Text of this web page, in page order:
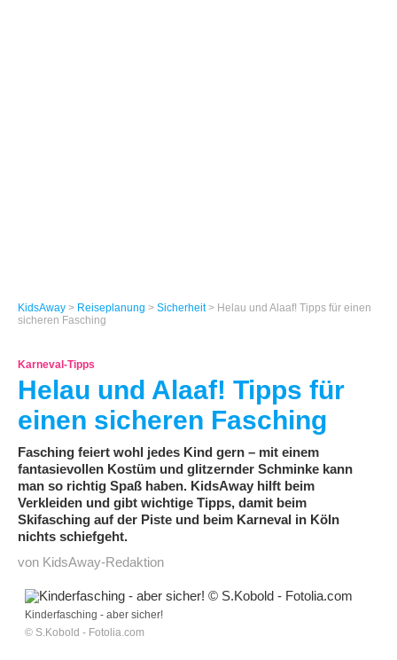
KidsAway > Reiseplanung > Sicherheit> Helau und Alaaf! Tipps für einen
sicheren Fasching
Karneval-Tipps
Helau und Alaaf! Tipps für
einen sicheren Fasching
Fasching feiert wohl jedes Kind gern – mit einem
fantasievollen Kostüm und glitzernder Schminke kann
man so richtig Spaß haben. KidsAway hilft beim
Verkleiden und gibt wichtige Tipps, damit beim
Skifasching auf der Piste und beim Karneval in Köln
nichts schiefgeht.
von KidsAway-Redaktion
Kinderfasching - aber sicher!
© S.Kobold - Fotolia.com